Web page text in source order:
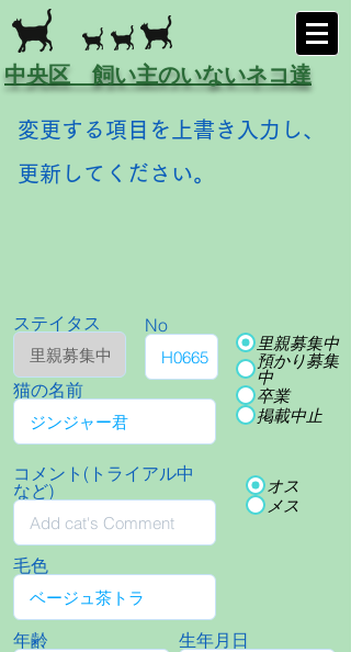
中央区 飼い主のいないネコ達
変更する項目を上書き入力し、
更新してください。
ステイタス No
猫の名前
里親募集中
預かり募集
中
卒業
掲載中止
コメント(トライアル中
など)
オス
メス
毛色
年齢 生年月日